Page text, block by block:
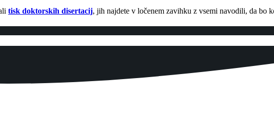
tisk doktorskih disertacij, jih najdete v ločenem zavihku z vsemi navodili, da bo